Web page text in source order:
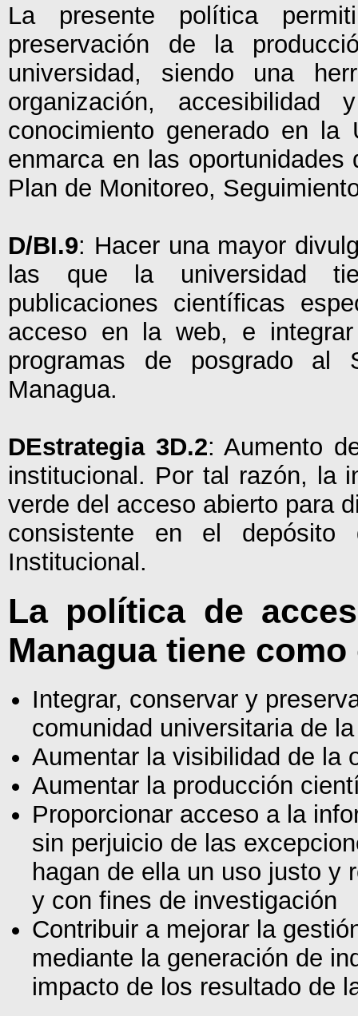
La presente política
preservación de la
universidad, siendo una
organización,
conocimiento generado en la
enmarca en las
Plan de Monitoreo,
D/BI.9: Hacer una mayor
las que la universidad
publicaciones científicas
acceso en la web, e
programas de posgrado al
Managua.
DEstrategia 3D.2: Aumento
institucional. Por tal razón, la
verde del acceso abierto para
consistente en el
Institucional.
La política de
Managua tiene
Integrar, conservar y
comunidad universitaria de
Aumentar la visibilidad de la
Aumentar la producción
Proporcionar acceso a la
sin perjuicio de las
hagan de ella un uso justo y
y con fines de investigación
Contribuir a mejorar la
mediante la generación de
impacto de los resultado de